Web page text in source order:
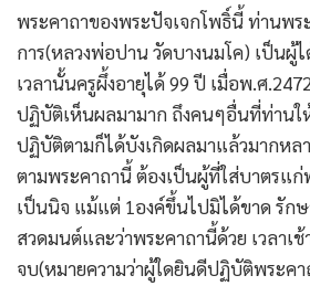
พระคาถาของพระปัจเจกโพธิ์นี้ ท่านพร
การ(หลวงพ่อปาน วัดบางนมโค) เป็นผู้ไ
เวลานั้นครูผึ้งอายุได้ 99 ปี เมื่อพ.ศ
ปฏิบัติเห็นผลมามาก ถึงคนๆอื่นที่ท่านใ
ปฏิบัติตามก็ได้บังเกิดผลมาแล้วมากห
ตามพระคาถานี้ ต้องเป็นผู้ที่ใส่บาตรแ
เป็นนิจ แม้แต่ 1องค์ขึ้นไปมิได้ขาด รัก
สวดมนต์และว่าพระคาถานี้ด้วย เวลาเ
จบ(หมายความว่าผู้ใดยินดีปฏิบัติพระคา